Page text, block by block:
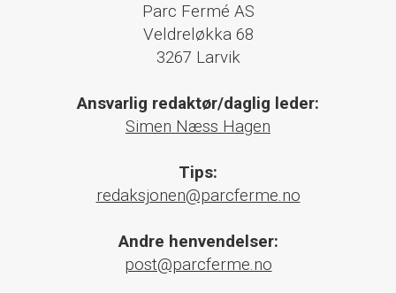
Parc Fermé AS
Veldreløkka 68
3267 Larvik
Ansvarlig redaktør/daglig leder:
Simen Næss Hagen
Tips:
redaksjonen@parcferme.no
Andre henvendelser:
post@parcferme.no